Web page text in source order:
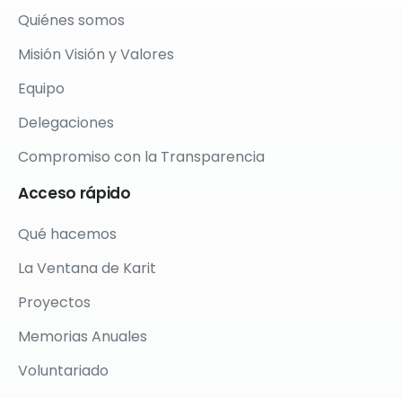
Quiénes somos
Misión Visión y Valores
Equipo
Delegaciones
Compromiso con la Transparencia
Acceso rápido
Qué hacemos
La Ventana de Karit
Proyectos
Memorias Anuales
Voluntariado